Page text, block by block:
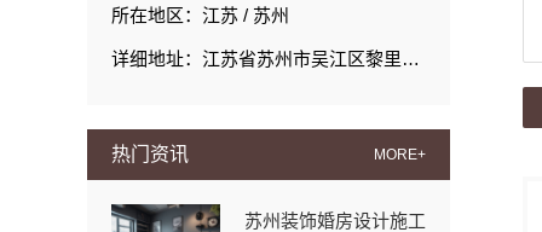
所在地区：江苏 / 苏州
详细地址：江苏省苏州市吴江区黎里镇丹玲圩路19号
热门资讯 MORE+
苏州装饰婚房设计施工